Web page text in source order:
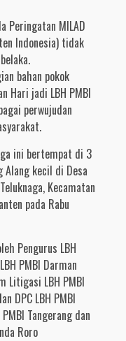
Peringatan MILAD
Indonesia) tidak
bahan pokok
Hari jadi LBH PMBI
perwujudan
ini bertempat di 3
Alang kecil di Desa
Kecamatan
pada Rabu
Pengurus LBH
PMBI Darman
Litigasi LBH PMBI
DPC LBH PMBI
Tangerang dan
Roro